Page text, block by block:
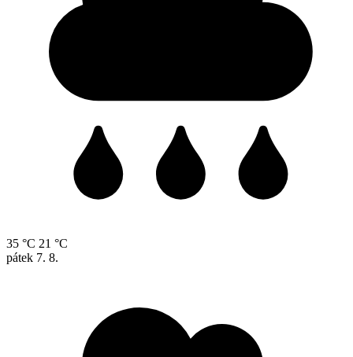
35 °C 21 °C
pátek 7. 8.